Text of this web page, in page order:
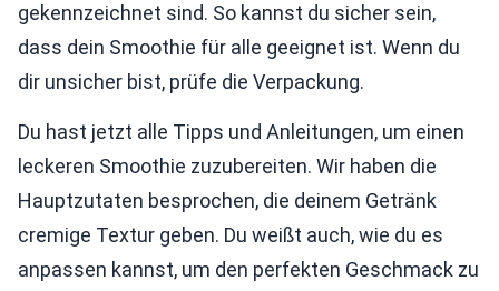
gekennzeichnet sind. So kannst du sicher sein,
dass dein Smoothie für alle geeignet ist. Wenn du
dir unsicher bist, prüfe die Verpackung.
Du hast jetzt alle Tipps und Anleitungen, um einen
leckeren Smoothie zuzubereiten. Wir haben die
Hauptzutaten besprochen, die deinem Getränk
cremige Textur geben. Du weißt auch, wie du es
anpassen kannst, um den perfekten Geschmack zu